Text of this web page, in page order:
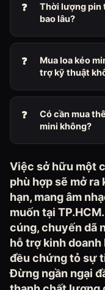
Thời lượng pin
bao lâu?
Mua loa kéo
trợ kỹ thuật
Có cần mua
mini không?
Việc sở hữu một
phù hợp sẽ mở
hạn, mang âm
muốn tại
cúng, chuyến dã
hỗ trợ kinh doanh
đều chứng tỏ sự
Đừng ngần ngại